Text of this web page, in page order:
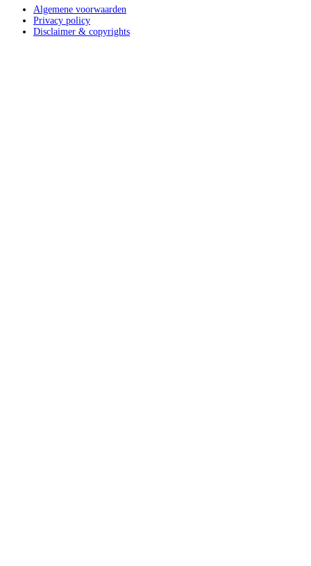
Algemene voorwaarden
Privacy policy
Disclaimer & copyrights